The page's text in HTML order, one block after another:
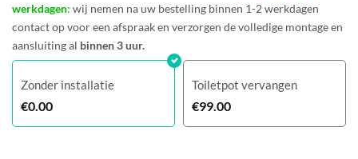
werkdagen: wij nemen na uw bestelling binnen 1-2 werkdagen
contact op voor een afspraak en verzorgen de volledige montage en
aansluiting al binnen 3 uur.
Zonder installatie
€0.00
Toiletpot vervangen
€99.00